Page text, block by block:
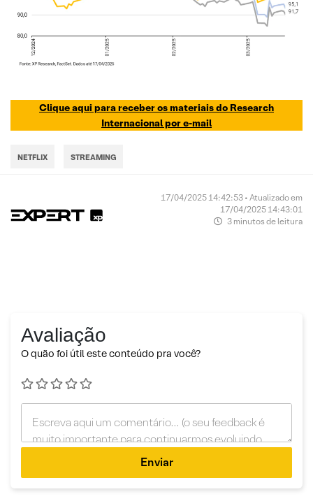
Clique aqui para receber os materiais do Research
Internacional por e-mail
NETFLIX STREAMING
17/04/2025 14:42:53 • Atualizado em
17/04/2025 14:43:01
3 minutos de leitura
Avaliação
O quão foi útil este conteúdo pra você?
Enviar